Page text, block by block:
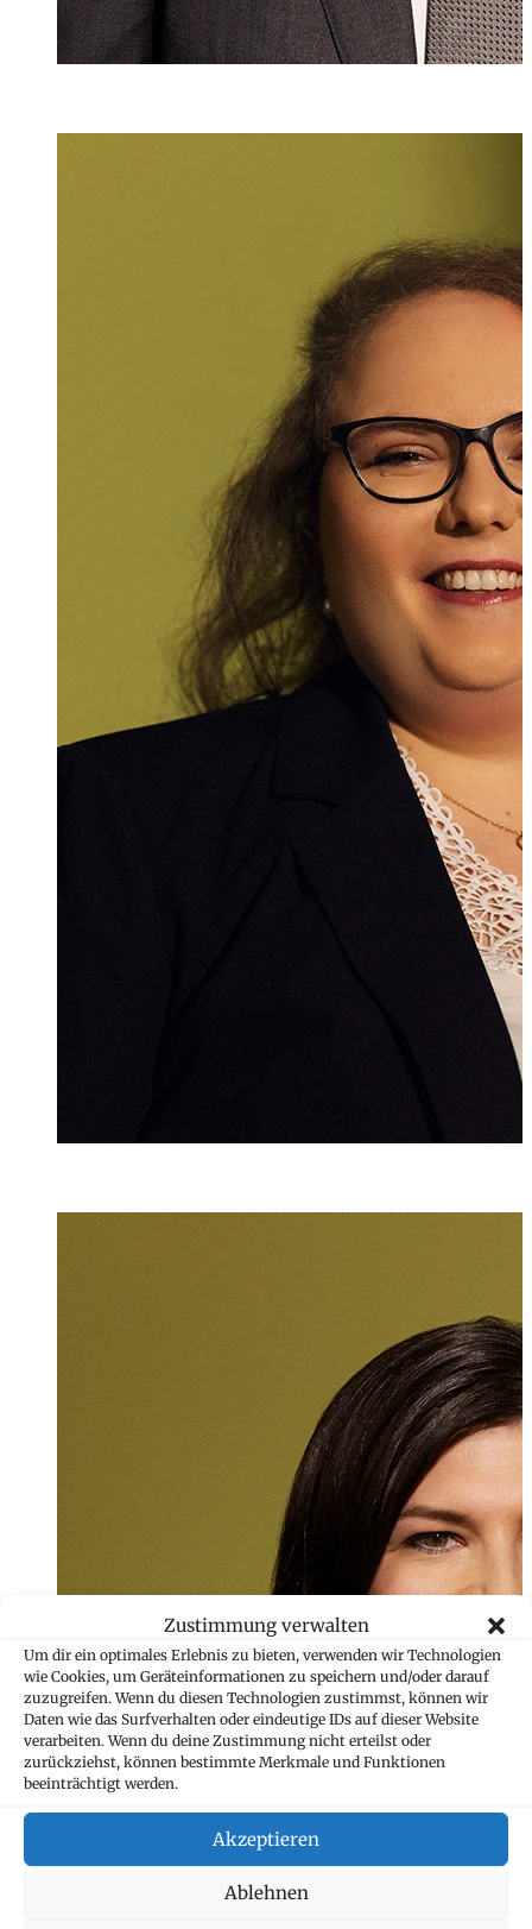
Zustimmung verwalten
Um dir ein optimales Erlebnis zu bieten, verwenden wir Technologien
wie Cookies, um Geräteinformationen zu speichern und/oder darauf
zuzugreifen. Wenn du diesen Technologien zustimmst, können wir
Daten wie das Surfverhalten oder eindeutige IDs auf dieser Website
verarbeiten. Wenn du deine Zustimmung nicht erteilst oder
zurückziehst, können bestimmte Merkmale und Funktionen
beeinträchtigt werden.
Akzeptieren
Ablehnen
+423 235 8209
+423 235 8233